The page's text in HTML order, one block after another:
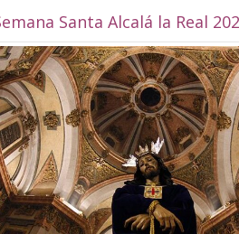
de las actividades que se llevarán
un recorrido y destacando los
como puede ser el Palacio
histórico, Biblioteca Municipal,
convento de Capuchinos, la plaza
la Plaza arcipreste de Hita, el Pilar de
la Plaza de la Mora, el Palacete de la
la Iglesias como Consolación, la
Antón, San Juan o el yacimiento de
Herculana, entre otros. Incorpora la
entrada a la Fortaleza de la Mota, con su